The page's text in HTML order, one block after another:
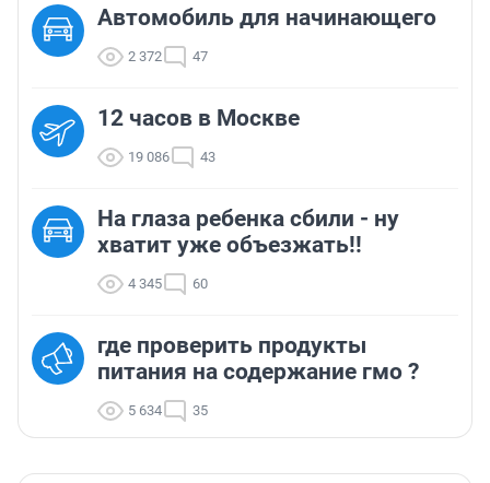
Автомобиль для начинающего
2 372 47
12 часов в Москве
19 086 43
На глаза ребенка сбили - ну
хватит уже объезжать!!
4 345 60
где проверить продукты
питания на содержание гмо ?
5 634 35